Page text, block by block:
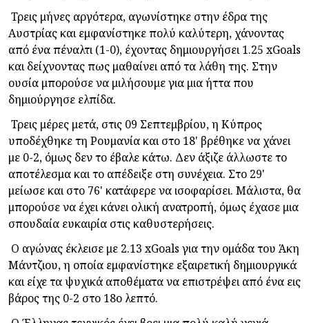
Τρεις μήνες αργότερα, αγωνίστηκε στην έδρα της
Αυστρίας και εμφανίστηκε πολύ καλύτερη, χάνοντας
από ένα πέναλτι (1-0), έχοντας δημιουργήσει 1.25 xGoals
και δείχνοντας πως μαθαίνει από τα λάθη της. Στην
ουσία μπορούσε να μιλήσουμε για μια ήττα που
δημιούργησε ελπίδα.
Τρεις μέρες μετά, στις 09 Σεπτεμβρίου, η Κύπρος
υποδέχθηκε τη Ρουμανία και στο 18' βρέθηκε να χάνει
με 0-2, όμως δεν το έβαλε κάτω. Δεν άξιζε άλλωστε το
αποτέλεσμα και το απέδειξε στη συνέχεια. Στο 29'
μείωσε και στο 76' κατάφερε να ισοφαρίσει. Μάλιστα, θα
μπορούσε να έχει κάνει ολική ανατροπή, όμως έχασε μια
σπουδαία ευκαιρία στις καθυστερήσεις.
Ο αγώνας έκλεισε με 2.13 xGoals για την ομάδα του Άκη
Μάντζιου, η οποία εμφανίστηκε εξαιρετική δημιουργικά
και είχε τα ψυχικά αποθέματα να επιστρέψει από ένα εις
βάρος της 0-2 στο 18ο λεπτό.